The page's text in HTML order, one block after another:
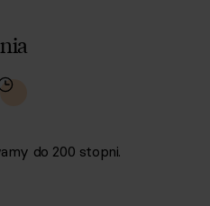
do 200 stopni.